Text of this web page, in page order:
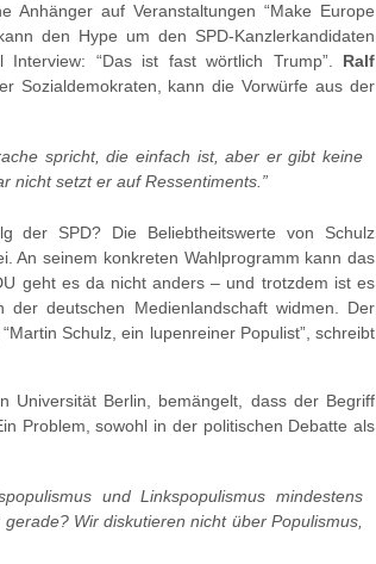
to
increase
or
decrease
Anhänger auf Veranstaltungen “Make Europe
den Hype um den SPD-Kanzlerkandidaten
“Das ist fast wörtlich Trump”. Ralf
Sozialdemokraten, kann die Vorwürfe aus der
spricht, die einfach ist, aber er gibt keine
nicht setzt er auf Ressentiments.”
der SPD? Die Beliebtheitswerte von Schulz
An seinem konkreten Wahlprogramm kann das
geht es da nicht anders – und trotzdem ist es
deutschen Medienlandschaft widmen. Der
Schulz, ein lupenreiner Populist”, schreibt
Universität Berlin, bemängelt, dass der Begriff
Problem, sowohl in der politischen Debatte als
und Linkspopulismus mindestens
Wir diskutieren nicht über Populismus,